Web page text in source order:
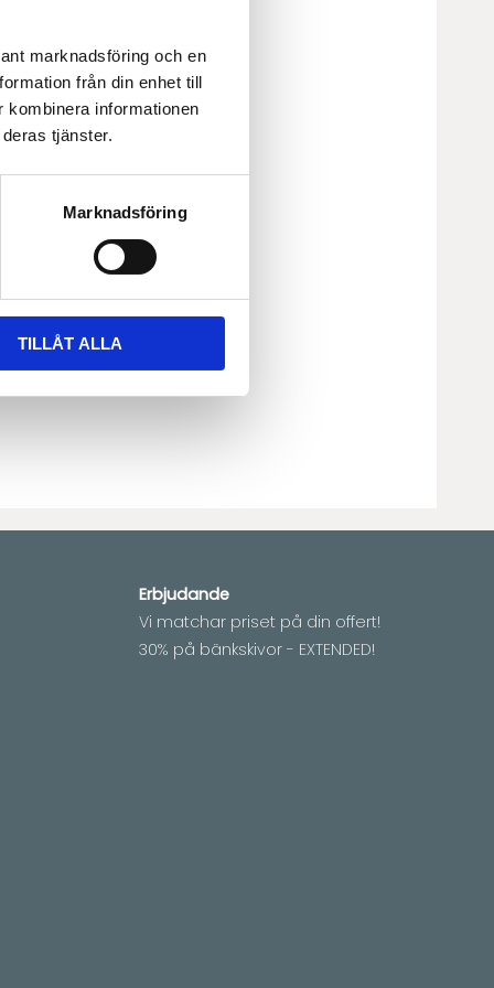
marknadsföring och en
från din enhet till
informationen
tjänster.
Marknadsföring
TILLÅT ALLA
Erbjudande
Vi matchar priset på din offert!
30% på bänkskivor - EXTENDED!